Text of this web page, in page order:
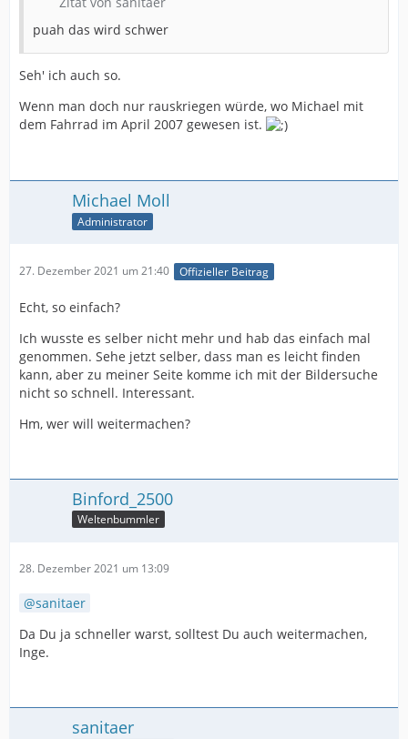
puah das wird schwer
Seh' ich auch so.
Wenn man doch nur rauskriegen würde, wo Michael mit
dem Fahrrad im April 2007 gewesen ist.
Michael Moll
Administrator
27. Dezember 2021 um 21:40 Offizieller Beitrag
Echt, so einfach?
Ich wusste es selber nicht mehr und hab das einfach mal
genommen. Sehe jetzt selber, dass man es leicht finden
kann, aber zu meiner Seite komme ich mit der Bildersuche
nicht so schnell. Interessant.
Hm, wer will weitermachen?
Binford_2500
Weltenbummler
28. Dezember 2021 um 13:09
sanitaer
Da Du ja schneller warst, solltest Du auch weitermachen,
Inge.
sanitaer